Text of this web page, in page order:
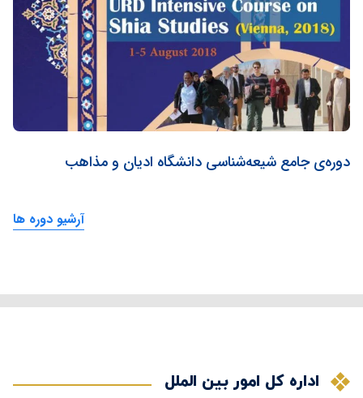
دوره‌ی جامع شیعه‌شناسی دانشگاه ادیان و مذاهب
آرشیو دوره ها
اداره کل امور بین الملل